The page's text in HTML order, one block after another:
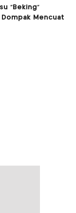
“Beking”
Mencuat